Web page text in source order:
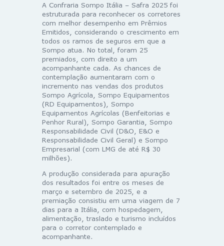
A Confraria Sompo Itália – Safra 2025 foi
estruturada para reconhecer os corretores
com melhor desempenho em Prêmios
Emitidos, considerando o crescimento em
todos os ramos de seguros em que a
Sompo atua. No total, foram 25
premiados, com direito a um
acompanhante cada. As chances de
contemplação aumentaram com o
incremento nas vendas dos produtos
Sompo Agrícola, Sompo Equipamentos
(RD Equipamentos), Sompo
Equipamentos Agrícolas (Benfeitorias e
Penhor Rural), Sompo Garantia, Sompo
Responsabilidade Civil (D&O, E&O e
Responsabilidade Civil Geral) e Sompo
Empresarial (com LMG de até R$ 30
milhões).
A produção considerada para apuração
dos resultados foi entre os meses de
março e setembro de 2025, e a
premiação consistiu em uma viagem de 7
dias para a Itália, com hospedagem,
alimentação, traslado e turismo incluídos
para o corretor contemplado e
acompanhante.